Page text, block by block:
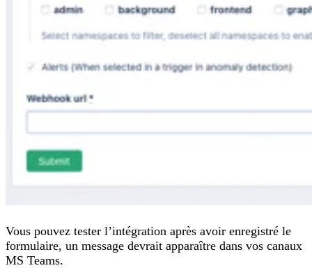
Vous pouvez tester l’intégration après avoir enregistré le
formulaire, un message devrait apparaître dans vos canaux
MS Teams.